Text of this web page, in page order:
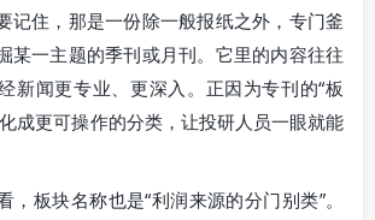
记住，那是一份除一般报纸之外，专门釜
某一主题的季刊或月刊。它里的内容往往
新闻更专业、更深入。正因为专刊的“板
成更可操作的分类，让投研人员一眼就能
，板块名称也是“利润来源的分门别类”。